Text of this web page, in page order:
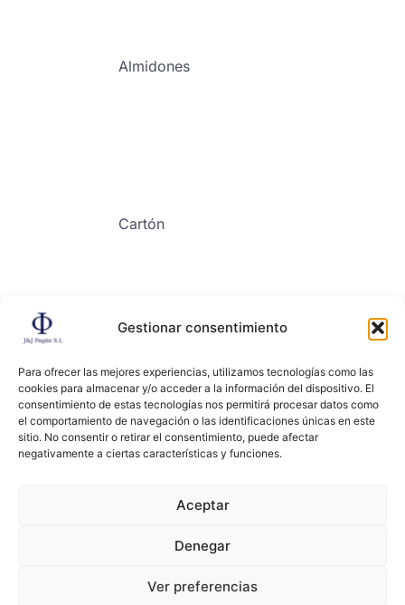
Gestionar consentimiento
Para ofrecer las mejores experiencias, utilizamos tecnologías como las
cookies para almacenar y/o acceder a la información del dispositivo. El
consentimiento de estas tecnologías nos permitirá procesar datos como
el comportamiento de navegación o las identificaciones únicas en este
sitio. No consentir o retirar el consentimiento, puede afectar
negativamente a ciertas características y funciones.
Aceptar
Denegar
Ver preferencias
Almidones
Cartón
Copyright ©2024, All right reserved. JYJ PAGAN
Términos y condiciones
Políticas de privacidad